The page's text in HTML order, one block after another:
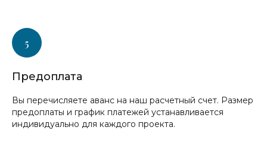
Предоплата
Вы перечисляете аванс на наш расчетный счет. Размер
предоплаты и график платежей устанавливается
индивидуально для каждого проекта.